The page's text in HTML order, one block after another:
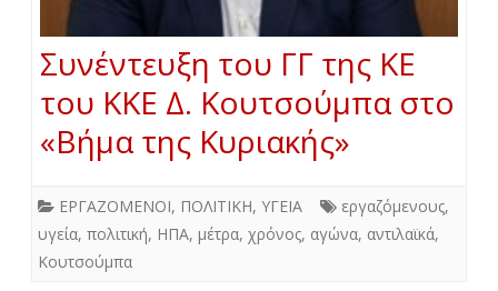
Συνέντευξη του ΓΓ της ΚΕ
του ΚΚΕ Δ. Κουτσούμπα στο
«Βήμα της Κυριακής»
ΕΡΓΑΖΟΜΕΝΟΙ, ΠΟΛΙΤΙΚΗ, ΥΓΕΙΑ εργαζόμενους,
υγεία, πολιτική, ΗΠΑ, μέτρα, χρόνος, αγώνα, αντιλαϊκά,
Κουτσούμπα